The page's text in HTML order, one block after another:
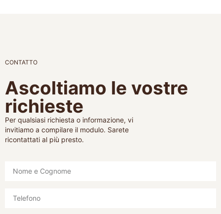
CONTATTO
Ascoltiamo le vostre
richieste
Per qualsiasi richiesta o informazione, vi
invitiamo a compilare il modulo. Sarete
ricontattati al più presto.